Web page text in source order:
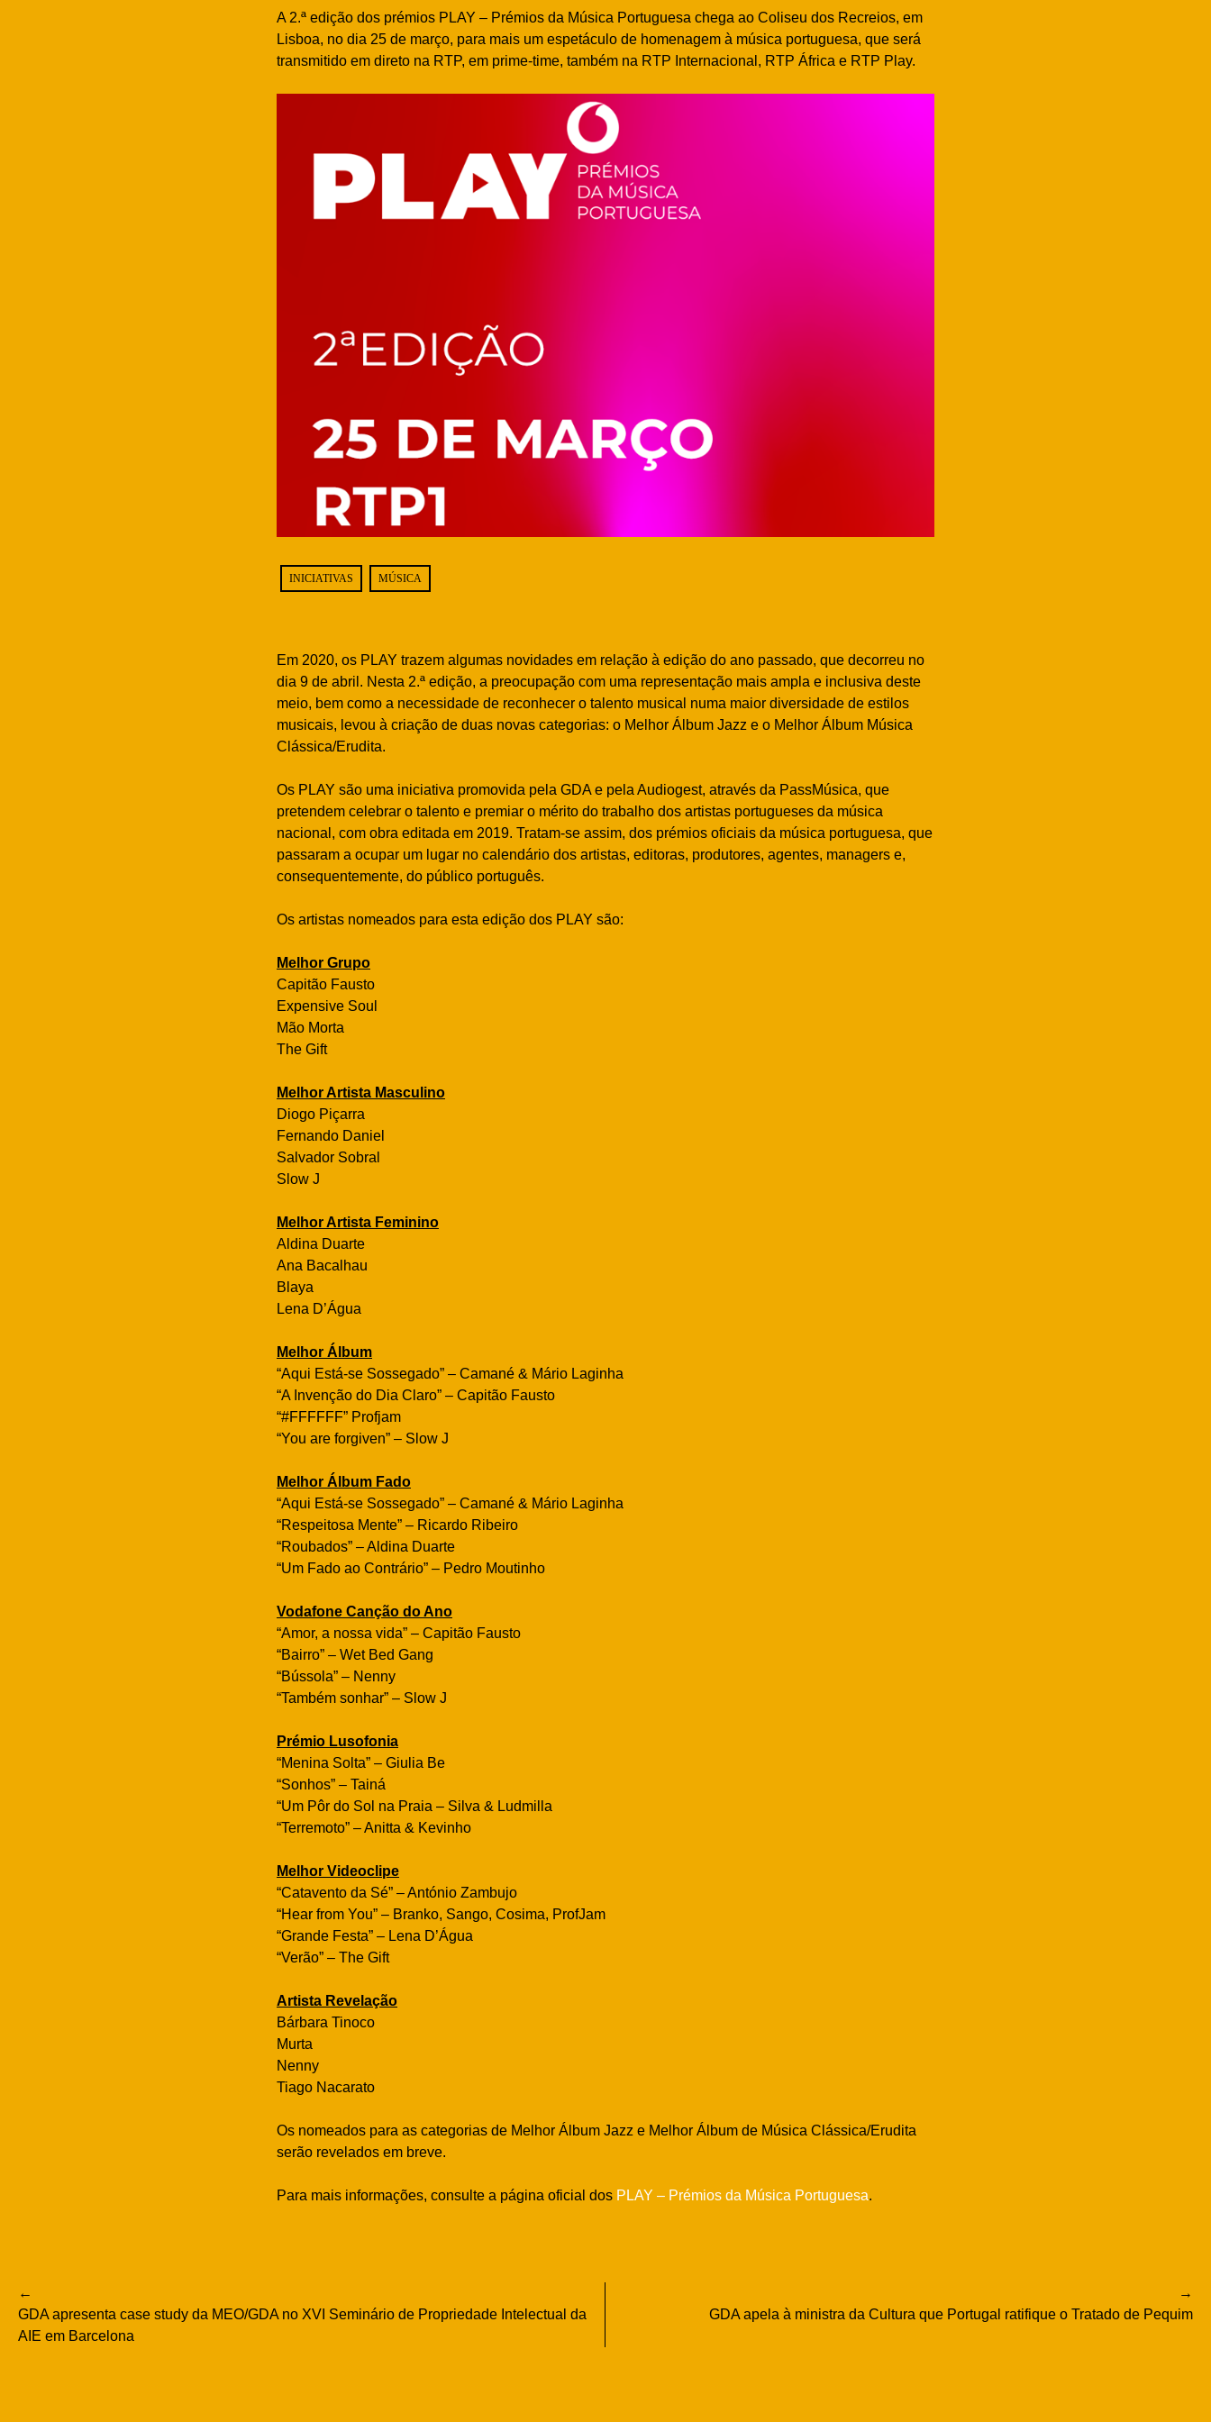
A 2.ª edição dos prémios PLAY – Prémios da Música Portuguesa chega ao Coliseu dos Recreios, em
Lisboa, no dia 25 de março, para mais um espetáculo de homenagem à música portuguesa, que será
transmitido em direto na RTP, em prime-time, também na RTP Internacional, RTP África e RTP Play.
INICIATIVAS MÚSICA
Em 2020, os PLAY trazem algumas novidades em relação à edição do ano passado, que decorreu no
dia 9 de abril. Nesta 2.ª edição, a preocupação com uma representação mais ampla e inclusiva deste
meio, bem como a necessidade de reconhecer o talento musical numa maior diversidade de estilos
musicais, levou à criação de duas novas categorias: o Melhor Álbum Jazz e o Melhor Álbum Música
Clássica/Erudita.
Os PLAY são uma iniciativa promovida pela GDA e pela Audiogest, através da PassMúsica, que
pretendem celebrar o talento e premiar o mérito do trabalho dos artistas portugueses da música
nacional, com obra editada em 2019. Tratam-se assim, dos prémios oficiais da música portuguesa, que
passaram a ocupar um lugar no calendário dos artistas, editoras, produtores, agentes, managers e,
consequentemente, do público português.
Os artistas nomeados para esta edição dos PLAY são:
Melhor Grupo
Capitão Fausto
Expensive Soul
Mão Morta
The Gift
Melhor Artista Masculino
Diogo Piçarra
Fernando Daniel
Salvador Sobral
Slow J
Melhor Artista Feminino
Aldina Duarte
Ana Bacalhau
Blaya
Lena D’Água
Melhor Álbum
“Aqui Está-se Sossegado” – Camané & Mário Laginha
“A Invenção do Dia Claro” – Capitão Fausto
“#FFFFFF” Profjam
“You are forgiven” – Slow J
Melhor Álbum Fado
“Aqui Está-se Sossegado” – Camané & Mário Laginha
“Respeitosa Mente” – Ricardo Ribeiro
“Roubados” – Aldina Duarte
“Um Fado ao Contrário” – Pedro Moutinho
Vodafone Canção do Ano
“Amor, a nossa vida” – Capitão Fausto
“Bairro” – Wet Bed Gang
“Bússola” – Nenny
“Também sonhar” – Slow J
Prémio Lusofonia
“Menina Solta” – Giulia Be
“Sonhos” – Tainá
“Um Pôr do Sol na Praia – Silva & Ludmilla
“Terremoto” – Anitta & Kevinho
Melhor Videoclipe
“Catavento da Sé” – António Zambujo
“Hear from You” – Branko, Sango, Cosima, ProfJam
“Grande Festa” – Lena D’Água
“Verão” – The Gift
Artista Revelação
Bárbara Tinoco
Murta
Nenny
Tiago Nacarato
Os nomeados para as categorias de Melhor Álbum Jazz e Melhor Álbum de Música Clássica/Erudita
serão revelados em breve.
Para mais informações, consulte a página oficial dos PLAY – Prémios da Música Portuguesa.
Navegação
de
GDA apresenta case study da MEO/GDA no XVI Seminário de Propriedade Intelectual da
AIE em Barcelona
GDA apela à ministra da Cultura que Portugal ratifique o Tratado de Pequim